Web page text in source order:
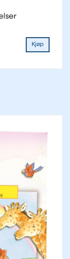
Kjøp